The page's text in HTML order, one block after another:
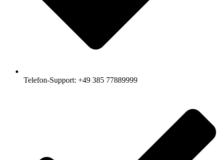
Telefon-Support: +49 385 77889999